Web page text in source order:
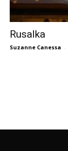
Rusalka
Suzanne Canessa -